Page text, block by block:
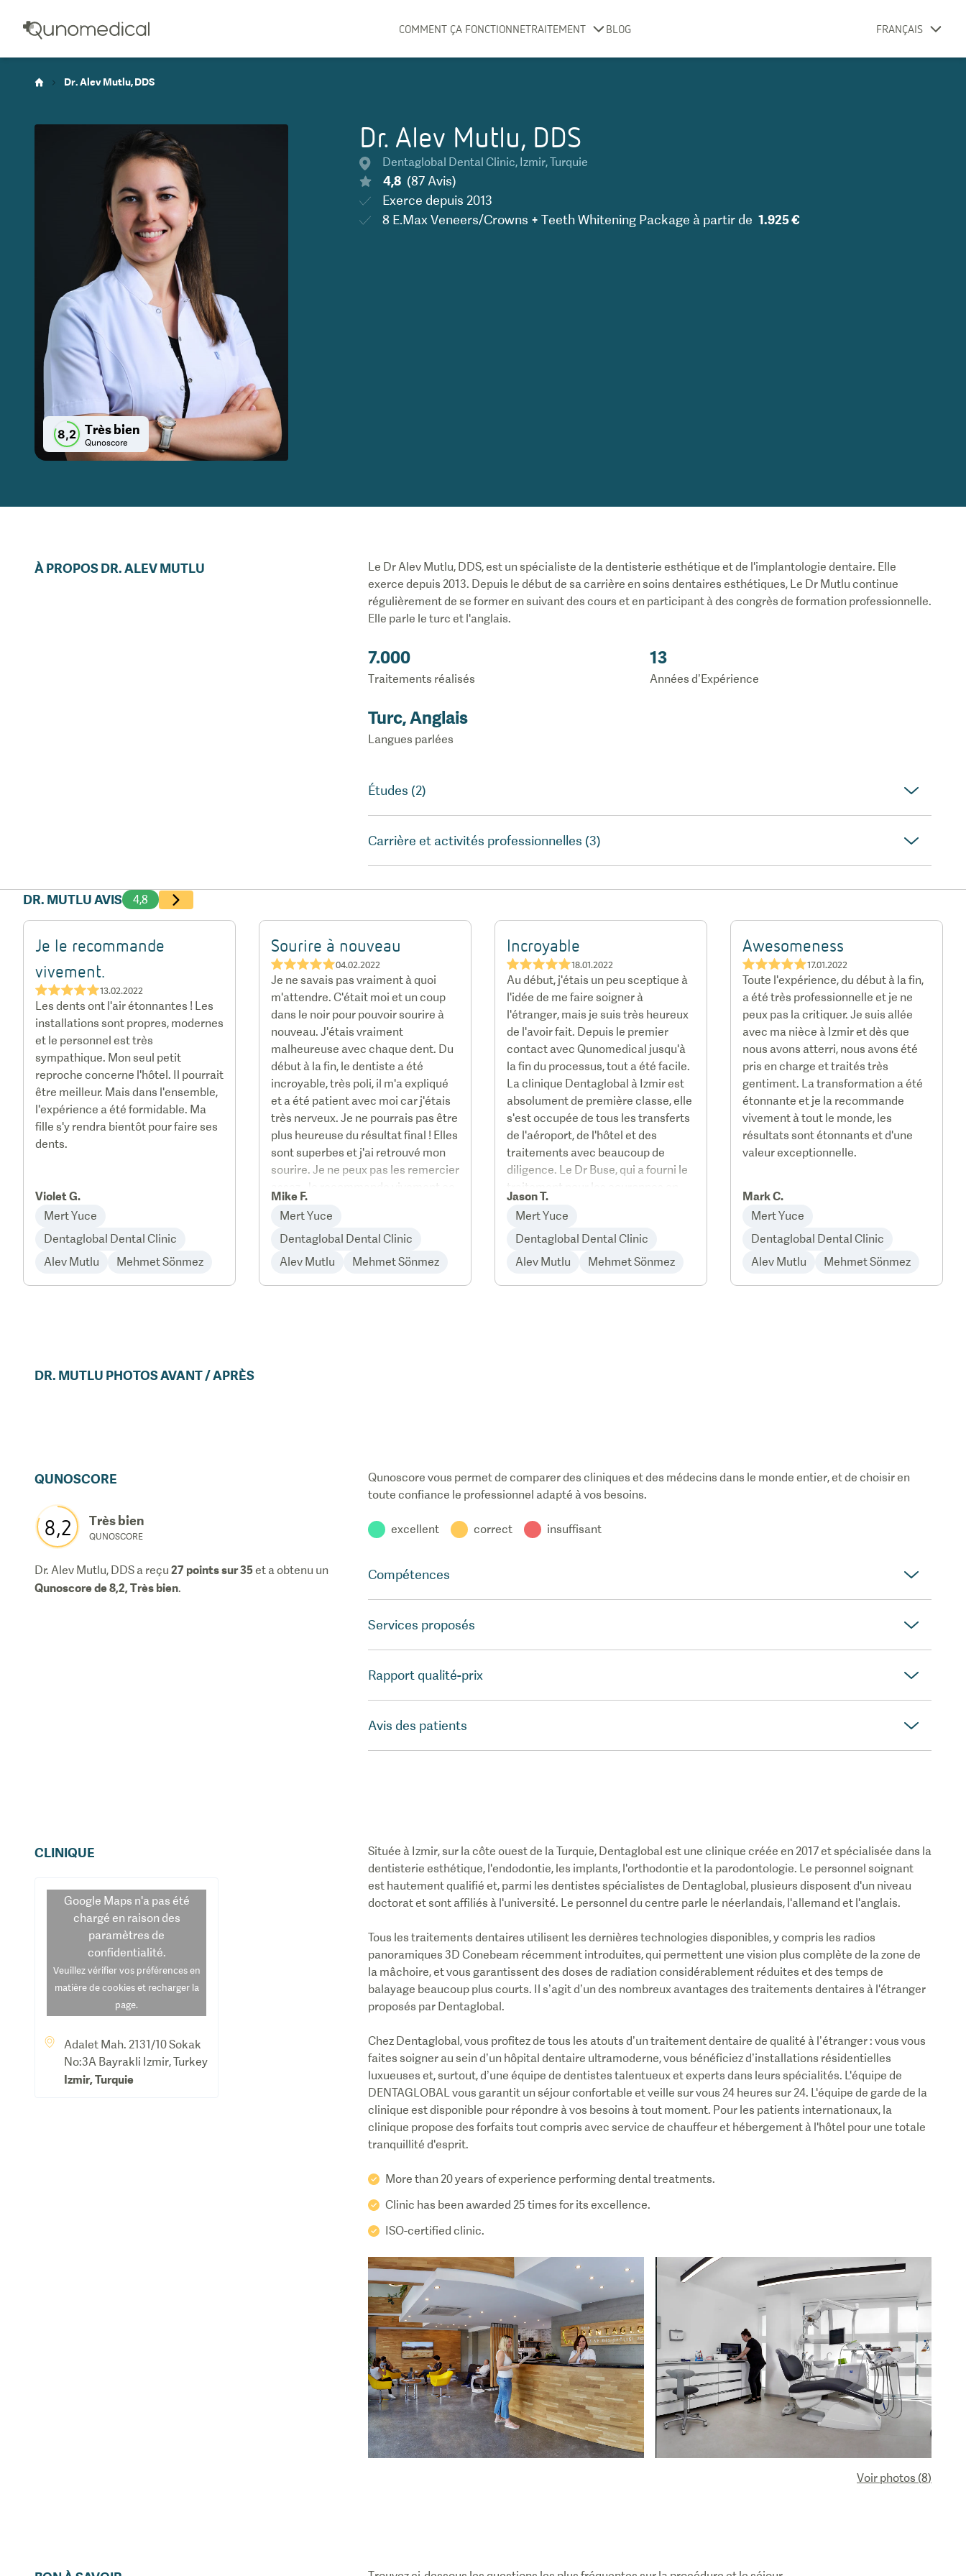
COMMENT ÇA FONCTIONNETRAITEMENT BLOG FRANÇAIS
Dr. Alev Mutlu, DDS
8,2 Très bien
Qunoscore
Dr. Alev Mutlu, DDS
Dentaglobal Dental Clinic, Izmir,Turquie
4,8 (87 Avis)
Exerce depuis 2013
8 E.Max Veneers/Crowns + Teeth Whitening Package à partir de 1.925 €
À PROPOSDR.ALEVMUTLU
Le Dr Alev Mutlu, DDS, est un spécialiste de la dentisterie esthétique et de l'implantologie dentaire. Elle
exerce depuis 2013. Depuis le début de sa carrière en soins dentaires esthétiques, Le Dr Mutlu continue
régulièrement de se former en suivant des cours et en participant à des congrès de formation professionnelle.
Elle parle le turc et l'anglais.
7.000
Traitements réalisés
13
Années d’Expérience
Turc, Anglais
Langues parlées
Études (2)
Carrière et activités professionnelles (3)
DR. MUTLU AVIS 4,8
Je le recommande
vivement.
★★★★★13.02.2022
Les dents ont l'air étonnantes ! Les
installations sont propres, modernes
et le personnel est très
sympathique. Mon seul petit
reproche concerne l'hôtel. Il pourrait
être meilleur. Mais dans l'ensemble,
l'expérience a été formidable. Ma
fille s'y rendra bientôt pour faire ses
dents.
Violet G.
Mert Yuce
Dentaglobal Dental Clinic
Alev Mutlu
Mehmet Sönmez
Sourire à nouveau
★★★★★04.02.2022
Je ne savais pas vraiment à quoi
m'attendre. C'était moi et un coup
dans le noir pour pouvoir sourire à
nouveau. J'étais vraiment
malheureuse avec chaque dent. Du
début à la fin, le dentiste a été
incroyable, très poli, il m'a expliqué
et a été patient avec moi car j'étais
très nerveux. Je ne pourrais pas être
plus heureuse du résultat final ! Elles
sont superbes et j'ai retrouvé mon
sourire. Je ne peux pas les remercier
assez. Je recommande vivement ce
dentiste.
Mike F.
Mert Yuce
Dentaglobal Dental Clinic
Alev Mutlu
Mehmet Sönmez
Incroyable
★★★★★18.01.2022
Au début, j'étais un peu sceptique à
l'idée de me faire soigner à
l'étranger, mais je suis très heureux
de l'avoir fait. Depuis le premier
contact avec Qunomedical jusqu'à
la fin du processus, tout a été facile.
La clinique Dentaglobal à Izmir est
absolument de première classe, elle
s'est occupée de tous les transferts
de l'aéroport, de l'hôtel et des
traitements avec beaucoup de
diligence. Le Dr Buse, qui a fourni le
traitement pour les couronnes en
zircone, était absolument de
première classe et un
perfectionniste absolu. En fait, toute
l'équipe de Dentaglobal a été
dire assez de bien du service et du
Jason T.
Mert Yuce
Dentaglobal Dental Clinic
Alev Mutlu
Mehmet Sönmez
Awesomeness
★★★★★17.01.2022
Toute l'expérience, du début à la fin,
a été très professionnelle et je ne
peux pas la critiquer. Je suis allée
avec ma nièce à Izmir et dès que
nous avons atterri, nous avons été
pris en charge et traités très
gentiment. La transformation a été
étonnante et je la recommande
vivement à tout le monde, les
résultats sont étonnants et d'une
valeur exceptionnelle.
Mark C.
Mert Yuce
Dentaglobal Dental Clinic
Alev Mutlu
Mehmet Sönmez
DR. MUTLU PHOTOS AVANT / APRÈS
QUNOSCORE
8,2 Très bien
QUNOSCORE
Dr. Alev Mutlu, DDS a reçu 27 points sur 35et a obtenu un
Qunoscore de8,2,Très bien.
Qunoscore vous permet de comparer des cliniques et des médecins dans le monde entier, et de choisir en
toute confiance le professionnel adapté à vos besoins.
excellent correct insuffisant
Compétences
Services proposés
Rapport qualité-prix
Avis des patients
CLINIQUE
Google Maps n'a pas été
chargé en raison des
paramètres de
confidentialité.
Veuillez vérifier vos préférences en
matière de cookies et recharger la
page.
Adalet Mah. 2131/10 Sokak
No:3A Bayrakli Izmir, Turkey
Izmir,Turquie
Située à Izmir, sur la côte ouest de la Turquie, Dentaglobal est une clinique créée en 2017 et spécialisée dans la
dentisterie esthétique, l'endodontie, les implants, l'orthodontie et la parodontologie. Le personnel soignant
est hautement qualifié et, parmi les dentistes spécialistes de Dentaglobal, plusieurs disposent d'un niveau
doctorat et sont affiliés à l'université. Le personnel du centre parle le néerlandais, l'allemand et l'anglais.
Tous les traitements dentaires utilisent les dernières technologies disponibles, y compris les radios
panoramiques 3D Conebeam récemment introduites, qui permettent une vision plus complète de la zone de
la mâchoire, et vous garantissent des doses de radiation considérablement réduites et des temps de
balayage beaucoup plus courts. Il s’agit d’un des nombreux avantages des traitements dentaires à l'étranger
proposés par Dentaglobal.
Chez Dentaglobal, vous profitez de tous les atouts d’un traitement dentaire de qualité à l’étranger : vous vous
faites soigner au sein d’un hôpital dentaire ultramoderne, vous bénéficiez d’installations résidentielles
luxueuses et, surtout, d’une équipe de dentistes talentueux et experts dans leurs spécialités. L'équipe de
DENTAGLOBAL vous garantit un séjour confortable et veille sur vous 24 heures sur 24. L'équipe de garde de la
clinique est disponible pour répondre à vos besoins à tout moment. Pour les patients internationaux, la
clinique propose des forfaits tout compris avec service de chauffeur et hébergement à l'hôtel pour une totale
More than 20 years of experience performing dental treatments.
Clinic has been awarded 25 times for its excellence.
ISO-certified clinic.
Voir photos (8)